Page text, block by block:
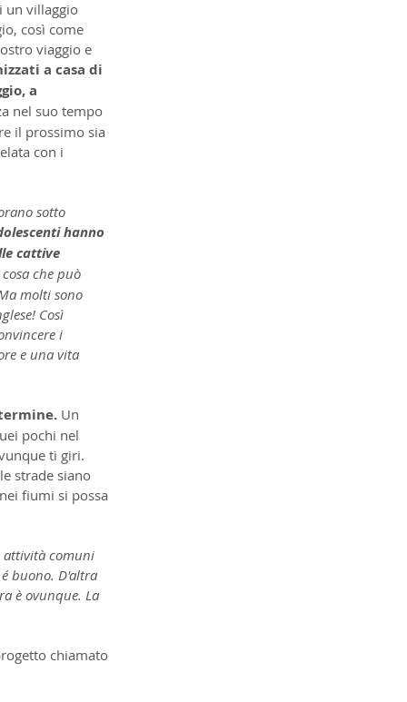
un villaggio
così come
viaggio e
a casa di
a
nel suo tempo
il prossimo sia
con i
sotto
hanno
cattive
che può
molti sono
Così
i
e una vita
Un
pochi nel
ti giri.
strade siano
fiumi si possa
attività comuni
buono. D'altra
è ovunque. La
chiamato